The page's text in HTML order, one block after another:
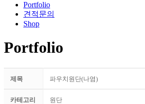
Portfolio
견적문의
Shop
Portfolio
제목 파우치원단(나염)
카테고리 원단